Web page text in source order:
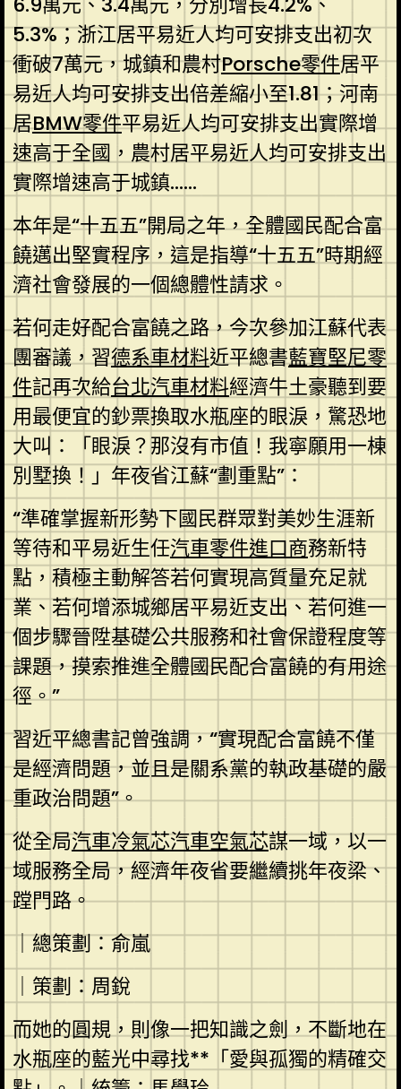
5.3%；浙江居平易近人均可安排支出初次
衝破7萬元，城鎮和農村Porsche零件居平
易近人均可安排支出倍差縮小至1.81；河南
居BMW零件平易近人均可安排支出實際增
速高于全國，農村居平易近人均可安排支出
實際增速高于城鎮……
本年是“十五五”開局之年，全體國民配合富
饒邁出堅實程序，這是指導“十五五”時期經
濟社會發展的一個總體性請求。
若何走好配合富饒之路，今次參加江蘇代表
團審議，習德系車材料近平總書藍寶堅尼零
件記再次給台北汽車材料經濟牛土豪聽到要
用最便宜的鈔票換取水瓶座的眼淚，驚恐地
大叫：「眼淚？那沒有市值！我寧願用一棟
別墅換！」年夜省江蘇“劃重點”：
“準確掌握新形勢下國民群眾對美妙生涯新
等待和平易近生任汽車零件進口商務新特
點，積極主動解答若何實現高質量充足就
業、若何增添城鄉居平易近支出、若何進一
個步驟晉陞基礎公共服務和社會保證程度等
課題，摸索推進全體國民配合富饒的有用途
徑。”
習近平總書記曾強調，“實現配合富饒不僅
是經濟問題，並且是關系黨的執政基礎的嚴
重政治問題”。
從全局汽車冷氣芯汽車空氣芯謀一域，以一
域服務全局，經濟年夜省要繼續挑年夜梁、
蹚門路。
｜總策劃：俞嵐
｜策劃：周銳
而她的圓規，則像一把知識之劍，不斷地在
水瓶座的藍光中尋找**「愛與孤獨的精確交